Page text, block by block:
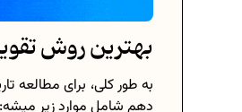
بهترین روش
به طور کلی، برای مطالعه
دهم شامل موارد زیر میشه: